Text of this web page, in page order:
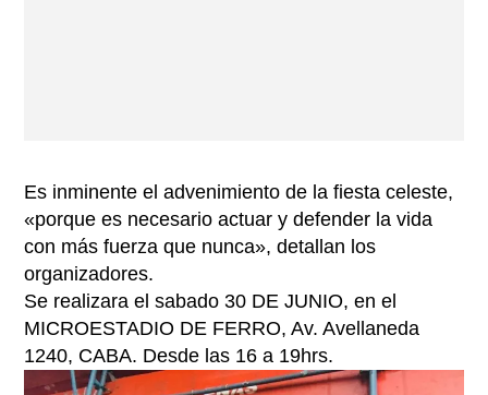
Es inminente el advenimiento de la fiesta celeste,
«porque es necesario actuar y defender la vida
con más fuerza que nunca», detallan los
organizadores.
Se realizara el sabado 30 DE JUNIO, en el
MICROESTADIO DE FERRO, Av. Avellaneda
1240, CABA. Desde las 16 a 19hrs.